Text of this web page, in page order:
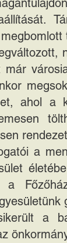
már
ahol a
a
a
a